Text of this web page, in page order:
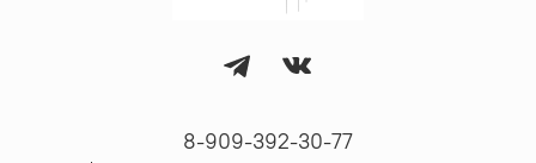
8-909-392-30-77